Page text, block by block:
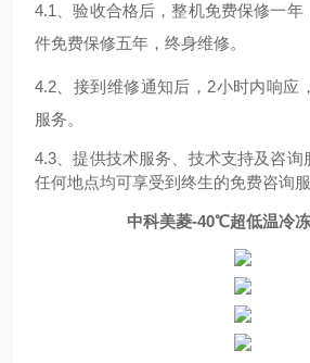
4.1 、验收合格后，整机免费保修一年
件免费保修五年，终身维修。
4.2 、接到维修通知后， 2小时内响应
服务。
4.3 、提供技术服务、技术支持及咨询
任何地点均可享受到终生的免费咨询服
中科美菱-40℃超低温冷